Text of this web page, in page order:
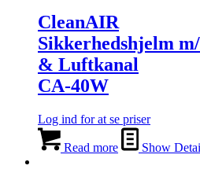
CleanAIR
Sikkerhedshjelm
& Luftkanal
CA-40W
Log ind for at se priser
Read more Show